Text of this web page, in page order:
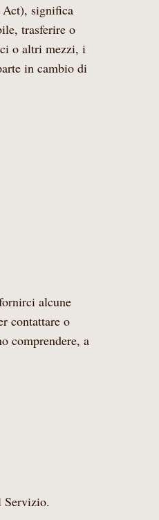
significa
trasferire o
o altri mezzi, i
in cambio di
alcune
contattare o
comprendere, a
Servizio.